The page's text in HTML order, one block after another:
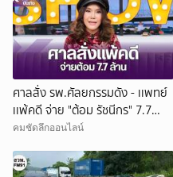
ศาลสั่ง รพ.ศัลยกรรมดัง - เเพทย์
เเพ้คดี จ่าย "ต้อม รัชนีกร" 7.7
ล้าน
คมชัดลึกออนไลน์